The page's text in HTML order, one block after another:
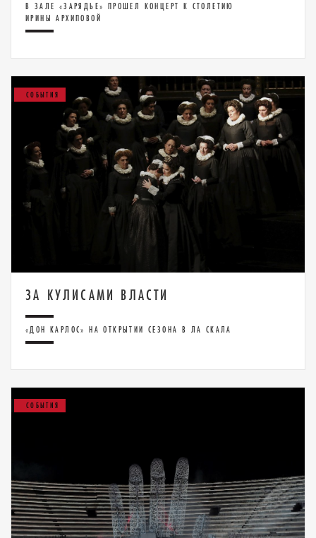
В ЗАЛЕ «ЗАРЯДЬЕ» ПРОШЕЛ КОНЦЕРТ К СТОЛЕТИЮ
ИРИНЫ АРХИПОВОЙ
СОБЫТИЯ
ЗА КУЛИСАМИ ВЛАСТИ
«ДОН КАРЛОС» НА ОТКРЫТИИ СЕЗОНА В ЛА СКАЛА
СОБЫТИЯ